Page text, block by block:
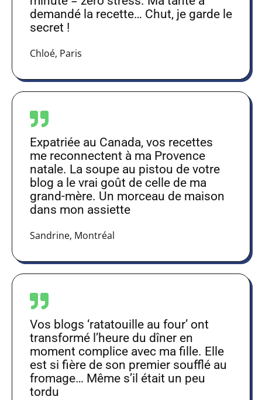
demandé la recette… Chut, je garde le
secret !
Chloé, Paris
Expatriée au Canada, vos recettes
me reconnectent à ma Provence
natale. La soupe au pistou de votre
blog a le vrai goût de celle de ma
grand-mère. Un morceau de maison
dans mon assiette
Sandrine, Montréal
Vos blogs ‘ratatouille au four’ ont
transformé l’heure du dîner en
moment complice avec ma fille. Elle
est si fière de son premier soufflé au
fromage… Même s’il était un peu
tordu